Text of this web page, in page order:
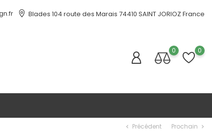
Blades 104 route des Marais 74410 SAINT JORIOZ France
0 0
chevron_left Précédent Prochain chevron_right